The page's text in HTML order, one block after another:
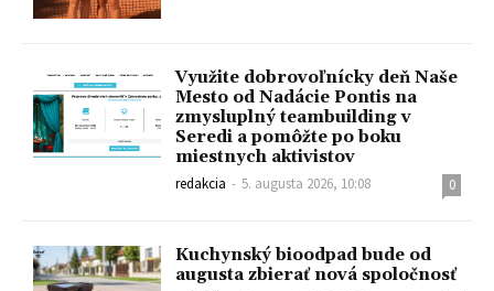
Využite dobrovoľnícky deň Naše
Mesto od Nadácie Pontis na
zmysluplný teambuilding v
Seredi a pomôžte po boku
miestnych aktivistov
redakcia - 5. augusta 2026, 10:08 0
Kuchynský bioodpad bude od
augusta zbierať nová spoločnosť